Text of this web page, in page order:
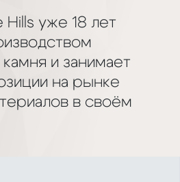
уже 18 лет
и занимает
на рынке
в своём